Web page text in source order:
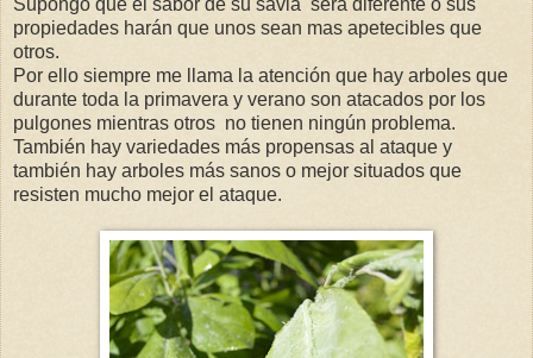
Supongo que el sabor de su savia sera diferente o sus
propiedades harán que unos sean mas apetecibles que
otros.
Por ello siempre me llama la atención que hay arboles que
durante toda la primavera y verano son atacados por los
pulgones mientras otros no tienen ningún problema.
También hay variedades más propensas al ataque y
también hay arboles más sanos o mejor situados que
resisten mucho mejor el ataque.